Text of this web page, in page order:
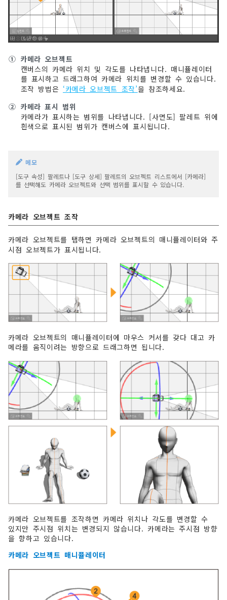
① 카메라 오브젝트
캔버스의 카메라 위치 및 각도를 나타냅니다. 매니퓰레이터
를 표시하고 드래그하여 카메라 위치를 변경할 수 있습니다.
조작 방법은 ‘카메라 오브젝트 조작’을 참조하세요.
② 카메라 표시 범위
카메라가 표시하는 범위를 나타냅니다. [사면도] 팔레트 위에
흰색으로 표시된 범위가 캔버스에 표시됩니다.
메모
[도구 속성] 팔레트나 [도구 상세] 팔레트의 오브젝트 리스트에서 [카메라]
를 선택해도 카메라 오브젝트와 선택 범위를 표시할 수 있습니다.
카메라 오브젝트 조작
카메라 오브젝트를 탭하면 카메라 오브젝트의 매니퓰레이터와 주
시점 오브젝트가 표시됩니다.
카메라 오브젝트의 매니퓰레이터에 마우스 커서를 갖다 대고 카
메라를 움직이려는 방향으로 드래그하면 됩니다.
카메라 오브젝트를 조작하면 카메라 위치나 각도를 변경할 수
있지만 주시점 위치는 변경되지 않습니다. 카메라는 주시점 방향
을 향하고 있습니다.
카메라 오브젝트 매니퓰레이터